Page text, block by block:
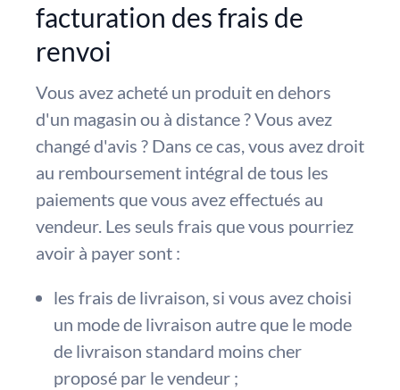
facturation des frais de
renvoi
Vous avez acheté un produit en dehors
d'un magasin ou à distance ? Vous avez
changé d'avis ? Dans ce cas, vous avez droit
au remboursement intégral de tous les
paiements que vous avez effectués au
vendeur. Les seuls frais que vous pourriez
avoir à payer sont :
les frais de livraison, si vous avez choisi
un mode de livraison autre que le mode
de livraison standard moins cher
proposé par le vendeur ;